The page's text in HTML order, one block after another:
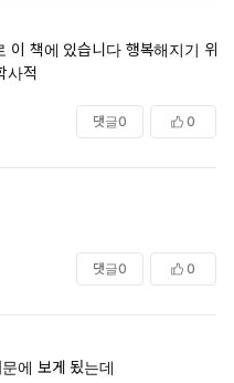
이 책에 있습니다 행복해지기 위
사적
댓글0 0
댓글0 0
에 보게 됬는데